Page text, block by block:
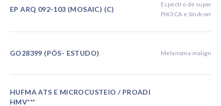
EP ARQ 092-103 (MOSAIC) (C)
Espectro de
PIK3CA e Síndrome
GO28399 (PÓS- ESTUDO) Melanoma maligno,
HUFMA ATS E MICROCUSTEIO / PROADI
HMV***